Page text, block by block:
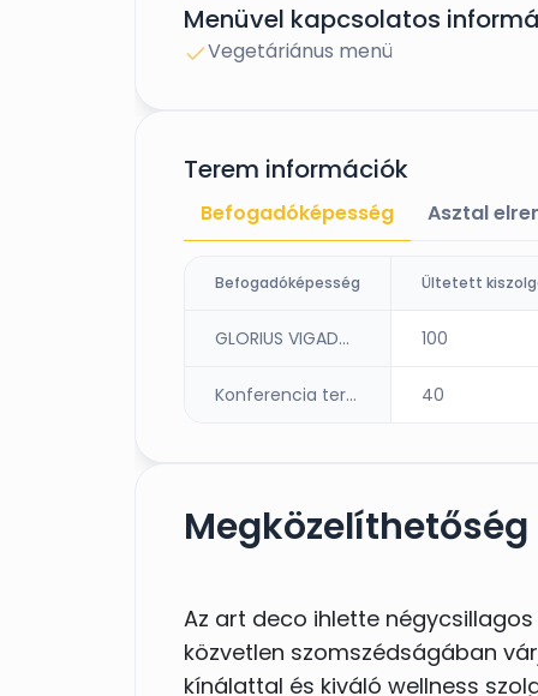
Vörös szőnyeges
A vacsora menü
előtt, így lehet akár fatálas
szeretnétek.
Vendégeitek részére szállást
Veletek együtt ünnepelhetnek
pótágyazással pedig összesen
kérhető.
Menüvel kapcsolatos
Vegetáriánus menü
Terem információk
Befogadóképesség Asztal
Befogadóképesség
GLORIUS VIGADÓ bálterem 100
Konferencia terem 40
Megközelíthetőség
Az art deco ihlette
közvetlen szomszédságában
kínálattal és kiváló wellness